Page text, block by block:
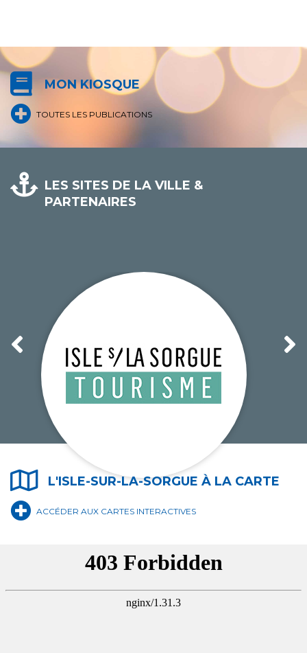
MON KIOSQUE
TOUTES LES PUBLICATIONS
LES SITES DE LA VILLE &
PARTENAIRES
L'ISLE-SUR-LA-SORGUE À LA CARTE
ACCÉDER AUX CARTES INTERACTIVES